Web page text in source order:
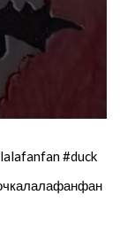
#duck